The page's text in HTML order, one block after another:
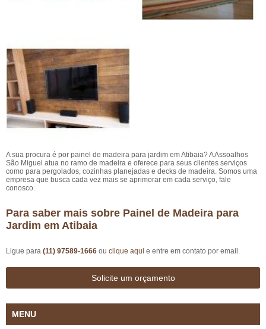
A sua procura é por painel de madeira para jardim em Atibaia? A Assoalhos
São Miguel atua no ramo de madeira e oferece para seus clientes serviços
como para pergolados, cozinhas planejadas e decks de madeira. Somos uma
empresa que busca cada vez mais se aprimorar em cada serviço, fale
conosco.
Para saber mais sobre Painel de Madeira para
Jardim em Atibaia
Ligue para (11) 97589-1666 ou clique aqui e entre em contato por email.
Solicite um orçamento
MENU